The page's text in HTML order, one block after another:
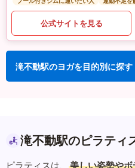
公式サイトを見る
滝不動駅のヨガを目的別に探す
滝不動駅のピラティ
ピラティスは、 美しい姿勢や